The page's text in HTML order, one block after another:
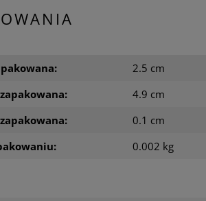
2.5 cm
4.9 cm
0.1 cm
0.002 kg